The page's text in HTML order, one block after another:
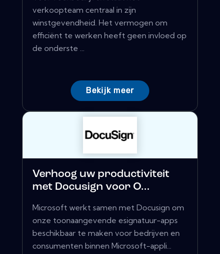
verkoopteam centraal in zijn
winstgevendheid. Het vermogen om
efficiënt te werken heeft geen invloed op
de onderste ...
Bekijk meer
Verhoog uw productiviteit
met Docusign voor O...
Microsoft werkt samen met Docusign om
onze toonaangevende esignatuur-apps
beschikbaar te maken voor bedrijven en
consumenten binnen Microsoft-appli...